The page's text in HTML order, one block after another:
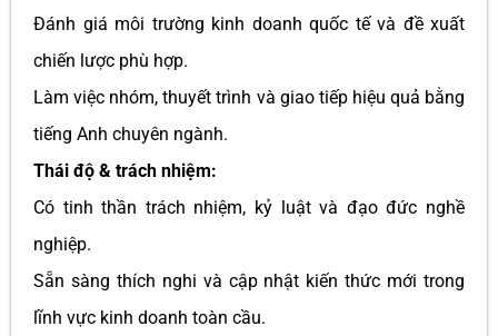
Đánh giá môi trường kinh doanh quốc tế và đề xuất
chiến lược phù hợp.
Làm việc nhóm, thuyết trình và giao tiếp hiệu quả bằng
tiếng Anh chuyên ngành.
Thái độ & trách nhiệm:
Có tinh thần trách nhiệm, kỷ luật và đạo đức nghề
nghiệp.
Sẵn sàng thích nghi và cập nhật kiến thức mới trong
lĩnh vực kinh doanh toàn cầu.